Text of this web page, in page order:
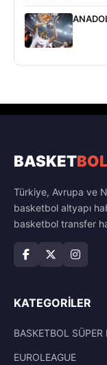
BASKET
Türkiye, Avrupa ve
basketbol altyapı
basketbol transfer
KATEGORILER
BASKETBOL SÜPER
EUROLEAGUE